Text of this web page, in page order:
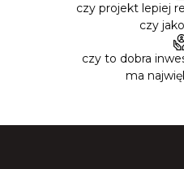
czy projekt lepiej
czy
czy to dobra
ma